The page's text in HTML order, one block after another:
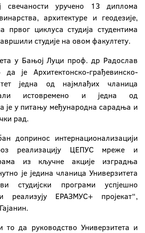
уручено 13 диплома
архитектуре и геодезије,
циклуса студија студентима
студије на овом факултету.
у Бањој Луци проф. др Радослав
да је Архитектонско-грађевинско-
једна од најмлађих чланица
али истовремено и једна од
је у питању међународна сарадња и
рад.
допринос интернационализацији
реализацију ЦЕПУС мреже и
из кључне акције изградња
је једина чланица Универзитета
студијски програми успјешно
реализују ЕРАЗМУС+ пројекат“,
то да руководство Универзитета и